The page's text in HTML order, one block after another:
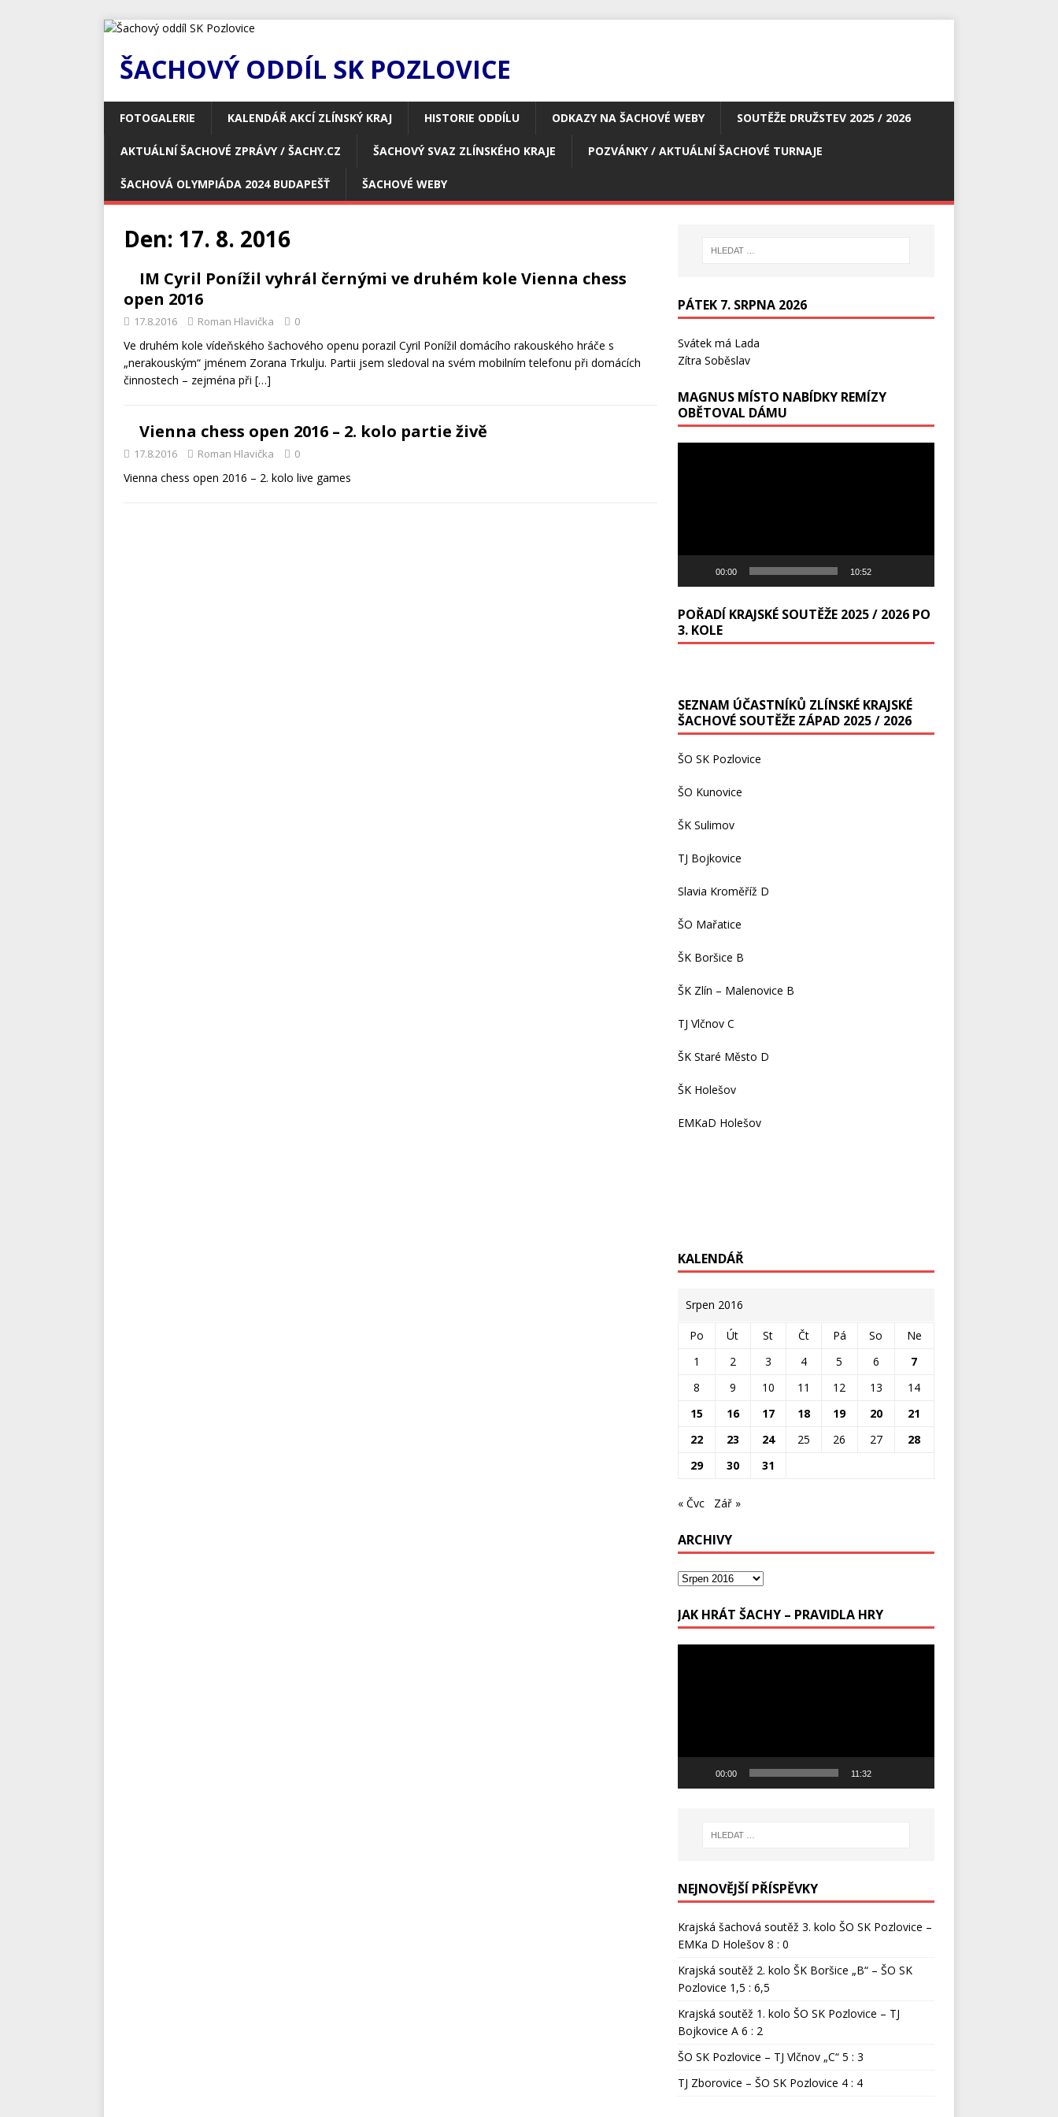
ŠACHOVÝ ODDÍL SK POZLOVICE
FOTOGALERIE KALENDÁŘ AKCÍ ZLÍNSKÝ KRAJ HISTORIE ODDÍLU ODKAZY NA ŠACHOVÉ WEBY SOUTĚŽE DRUŽSTEV 2025 / 2026
AKTUÁLNÍ ŠACHOVÉ ZPRÁVY / ŠACHY.CZ ŠACHOVÝ SVAZ ZLÍNSKÉHO KRAJE POZVÁNKY / AKTUÁLNÍ ŠACHOVÉ TURNAJE
ŠACHOVÁ OLYMPIÁDA 2024 BUDAPEŠŤ ŠACHOVÉ WEBY
Den: 17. 8. 2016
IM Cyril Ponížil vyhrál černými ve druhém kole Vienna chess
open 2016
17.8.2016 Roman Hlavička 0
Ve druhém kole vídeňského šachového openu porazil Cyril Ponížil domácího rakouského hráče s
„nerakouským“ jménem Zorana Trkulju. Partii jsem sledoval na svém mobilním telefonu při domácích
činnostech – zejména při […]
Vienna chess open 2016 – 2. kolo partie živě
17.8.2016 Roman Hlavička 0
Vienna chess open 2016 – 2. kolo live games
PÁTEK 7. SRPNA 2026
Svátek má Lada
Zítra Soběslav
MAGNUS MÍSTO NABÍDKY REMÍZY
OBĚTOVAL DÁMU
00:00 10:52
POŘADÍ KRAJSKÉ SOUTĚŽE 2025 / 2026 PO
3. KOLE
SEZNAM ÚČASTNÍKŮ ZLÍNSKÉ KRAJSKÉ
ŠACHOVÉ SOUTĚŽE ZÁPAD 2025 / 2026
ŠO SK Pozlovice
ŠO Kunovice
ŠK Sulimov
TJ Bojkovice
Slavia Kroměříž D
ŠO Mařatice
ŠK Boršice B
ŠK Zlín – Malenovice B
TJ Vlčnov C
ŠK Staré Město D
ŠK Holešov
EMKaD Holešov
KALENDÁŘ
Srpen 2016
Po Út St Čt Pá So
Ne
1
2 3 4 5 6
7
8
9 10 11 12 13
14
15
16 17 18 19 20
21
22
23 24 25 26 27
28
29
30 31
« Čvc Zář »
ARCHIVY
JAK HRÁT ŠACHY – PRAVIDLA HRY
00:00 11:32
NEJNOVĚJŠÍ PŘÍSPĚVKY
Krajská šachová soutěž 3. kolo ŠO SK Pozlovice –
EMKa D Holešov 8 : 0
Krajská soutěž 2. kolo ŠK Boršice „B“ – ŠO SK
Pozlovice 1,5 : 6,5
Krajská soutěž 1. kolo ŠO SK Pozlovice – TJ
Bojkovice A 6 : 2
ŠO SK Pozlovice – TJ Vlčnov „C“ 5 : 3
TJ Zborovice – ŠO SK Pozlovice 4 : 4